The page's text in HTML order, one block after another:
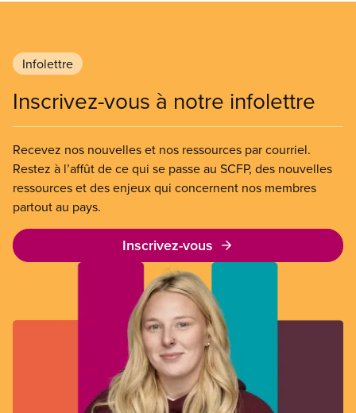
Infolettre
Inscrivez-vous à notre infolettre
Recevez nos nouvelles et nos ressources par courriel.
Restez à l’affût de ce qui se passe au SCFP, des nouvelles
ressources et des enjeux qui concernent nos membres
partout au pays.
Inscrivez-vous